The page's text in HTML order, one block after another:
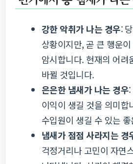
강한 악취가 나는 경우:
상황이지만, 곧 큰 행운
암시합니다. 현재의 어려
바뀔 것입니다.
은은한 냄새가 나는 경우:
이익이 생길 것을 의미합
수입원이 생길 수 있는
냄새가 점점 사라지는 경
걱정거리나 고민이 자연